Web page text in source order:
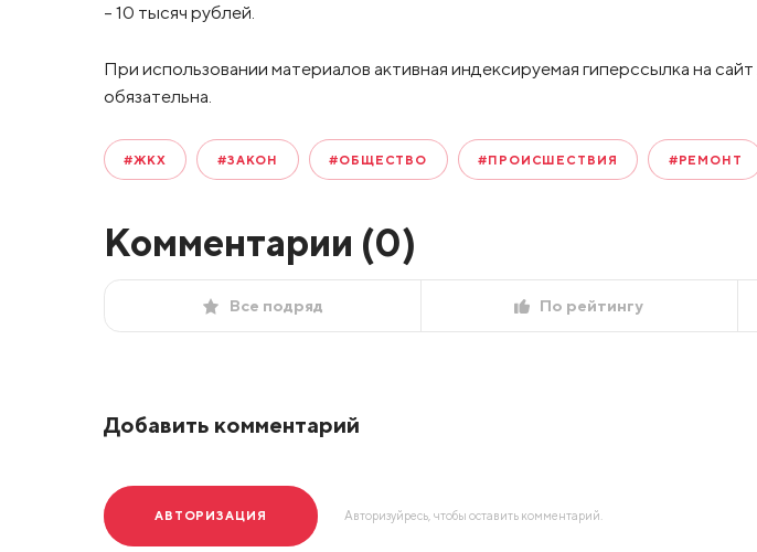
– 10 тысяч рублей.
При использовании материалов активная индексируемая гиперссылка на сайт
обязательна.
#ЖКХ #ЗАКОН #ОБЩЕСТВО #ПРОИСШЕСТВИЯ #РЕМОНТ
Комментарии (0)
Все подряд По рейтингу
Добавить комментарий
АВТОРИЗАЦИЯ Авторизуйресь, чтобы оставить комментарий.